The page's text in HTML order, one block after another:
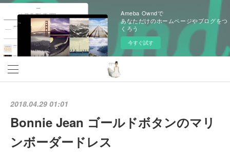
Ameba Owndで
あなただけのホームページやブログをつ
くろう
今すぐ試す
2018.04.29 01:01
Bonnie Jean ゴールドボタンのマリ
ンボーダードレス